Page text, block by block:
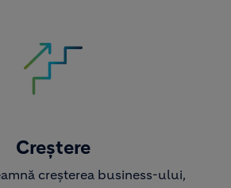
Creștere
creșterea business-ului,